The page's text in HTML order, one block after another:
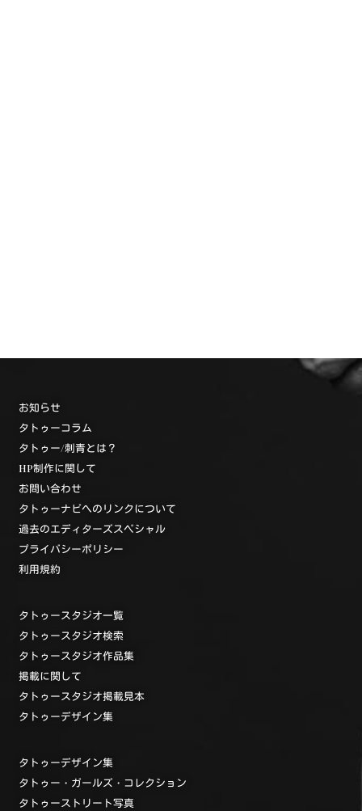
お知らせ
タトゥーコラム
タトゥー/刺青とは？
HP制作に関して
お問い合わせ
タトゥーナビへのリンクについて
過去のエディターズスペシャル
プライバシーポリシー
利用規約
タトゥースタジオ一覧
タトゥースタジオ検索
タトゥースタジオ作品集
掲載に関して
タトゥースタジオ掲載見本
タトゥーデザイン集
タトゥーデザイン集
タトゥー・ガールズ・コレクション
タトゥーストリート写真